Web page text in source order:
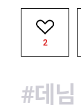
2
#데님